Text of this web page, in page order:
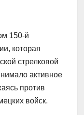
150-й
которая
стрелковой
активное
против
войск.